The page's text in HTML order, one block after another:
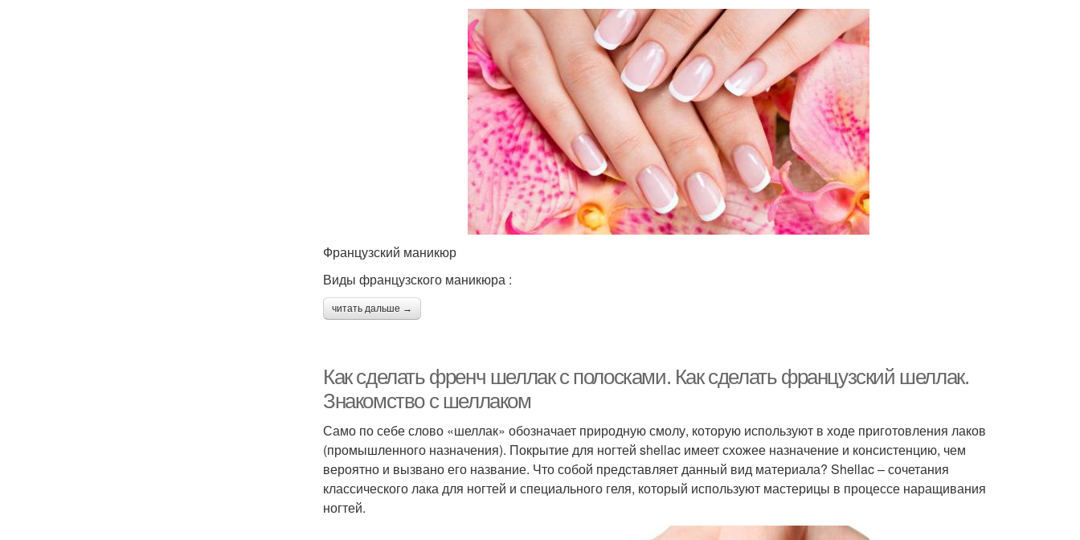
Французский маникюр
Виды французского маникюра :
читать дальше →
Как сделать френч шеллак с полосками. Как сделать французский шеллак.
Знакомство с шеллаком
Само по себе слово «шеллак» обозначает природную смолу, которую используют в ходе приготовления лаков
(промышленного назначения). Покрытие для ногтей shellac имеет схожее назначение и консистенцию, чем
вероятно и вызвано его название. Что собой представляет данный вид материала? Shellac – сочетания
классического лака для ногтей и специального геля, который используют мастерицы в процессе наращивания
ногтей.